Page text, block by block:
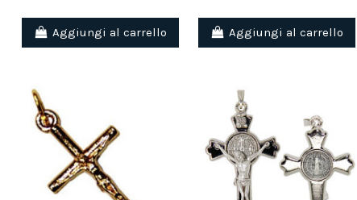
Aggiungi al carrello Aggiungi al carrello